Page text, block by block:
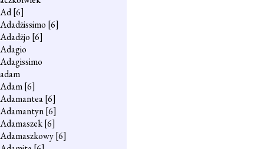
Ad[6]
Adadżissimo [6]
Adadżjo [6]
Adagio
Adagissimo
adam
Adam[6]
Adamantea[6]
Adamantyn[6]
Adamaszek[6]
Adamaszkowy[6]